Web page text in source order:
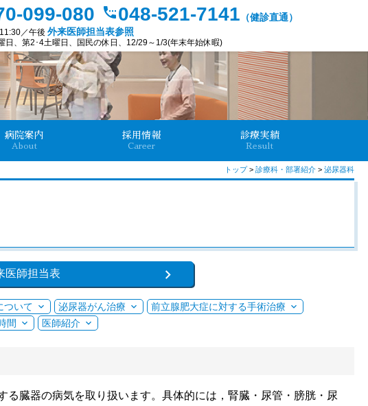
099-080 settings_phone048-521-7141 （健診直通）
／午後 外来医師担当表参照
日、第2･4土曜日、国民の休日、12/29～1/3(年末年始休暇)
病院案内
About
採用情報
Career
診療実績
Result
トップ> 診療科・部署紹介 > 泌尿器科
医師担当表
ついて 泌尿器がん治療
前立腺肥大症に対する手術治療
間 医師紹介
る臓器の病気を取り扱います。具体的には，腎臓・尿管・膀胱・尿